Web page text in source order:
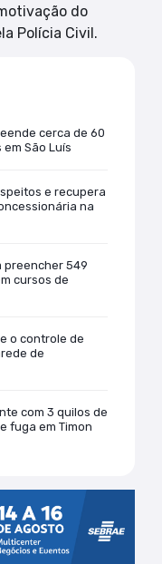
do
Polícia Civil.
cerca de 60
São Luís
e recupera
na
preencher 549
cursos de
o controle de
de
com 3 quilos de
fuga em Timon